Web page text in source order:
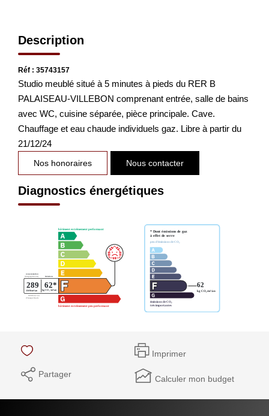
Description
Réf : 35743157
Studio meublé situé à 5 minutes à pieds du RER B
PALAISEAU-VILLEBON comprenant entrée, salle de bains
avec WC, cuisine séparée, pièce principale. Cave.
Chauffage et eau chaude individuels gaz. Libre à partir du
21/12/24
Nos honoraires Nous contacter
Diagnostics énergétiques
Imprimer
Partager Calculer mon budget